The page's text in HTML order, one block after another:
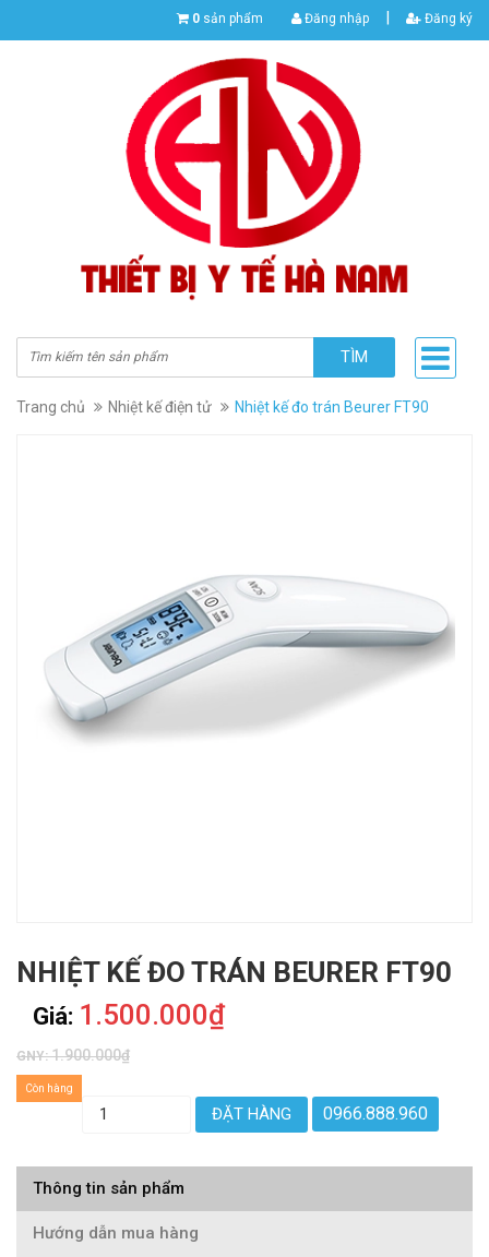
0 sản phẩm Đăng nhập | Đăng ký
TÌM
Trang chủ Nhiệt kế điện tử Nhiệt kế đo trán Beurer FT90
NHIỆT KẾ ĐO TRÁN BEURER FT90
Giá: 1.500.000₫
GNY:1.900.000₫
Còn hàng
ĐẶT HÀNG 0966.888.960
Thông tin sản phẩm
Hướng dẫn mua hàng